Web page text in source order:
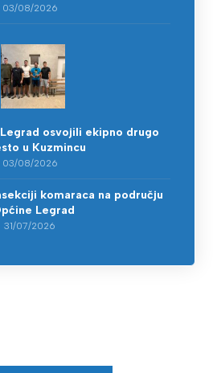
03/08/2026
osvojili ekipno drugo
u Kuzmincu
03/08/2026
komaraca na području
Legrad
31/07/2026